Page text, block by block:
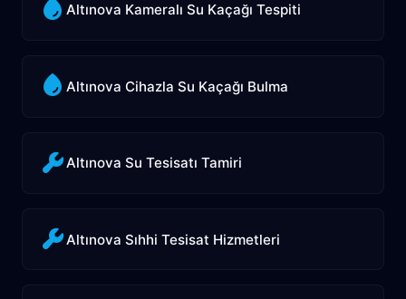
Altınova Kameralı Su Kaçağı Tespiti
Altınova Cihazla Su Kaçağı Bulma
Altınova Su Tesisatı Tamiri
Altınova Sıhhi Tesisat Hizmetleri